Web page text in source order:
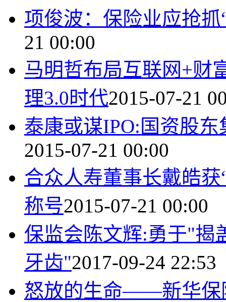
项俊波：保险业应抢
21 00:00
马明哲布局互联网+财
理3.0时代2015-07-21
泰康或谋IPO:国资股
2015-07-21 00:00
合众人寿董事长戴皓
称号2015-07-21 00:00
保监会陈文辉:勇于"揭
牙齿"2017-09-24 22:53
怒放的生命——新华保